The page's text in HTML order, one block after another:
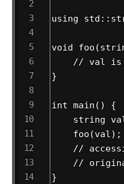
using
void
// val
}
int main() {
string
    foo(val);
//
//
}